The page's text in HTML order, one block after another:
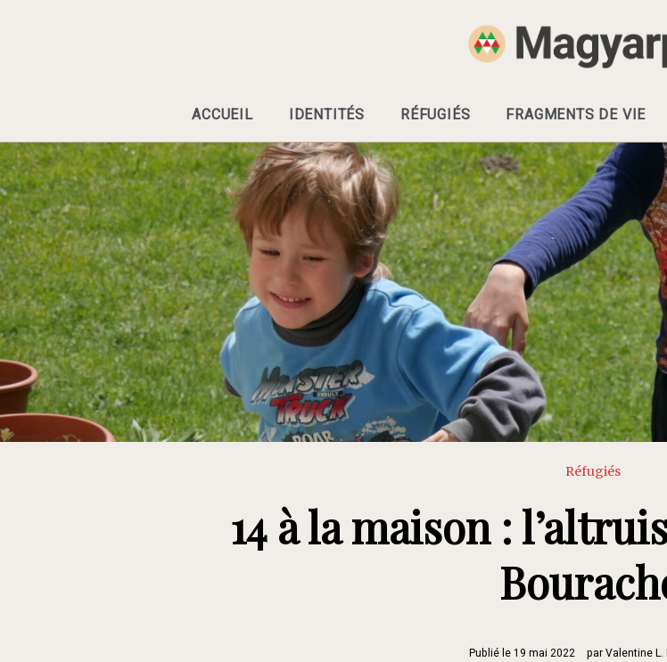
ACCUEIL IDENTITÉS RÉFUGIÉS FRAGMENTS DE VIE
Réfugiés
14 à la maison :
Publié le19 mai 2022 parValentine